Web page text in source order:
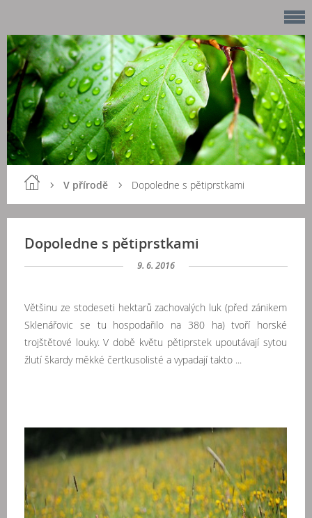
V přírodě Dopoledne s pětiprstkami
Dopoledne s pětiprstkami
9. 6. 2016
Většinu ze stodeseti hektarů zachovalých luk (před zánikem
Sklenářovic se tu hospodařilo na 380 ha) tvoří horské
trojštětové louky. V době květu pětiprstek upoutávají sytou
žlutí škardy měkké čertkusolisté a vypadají takto ...